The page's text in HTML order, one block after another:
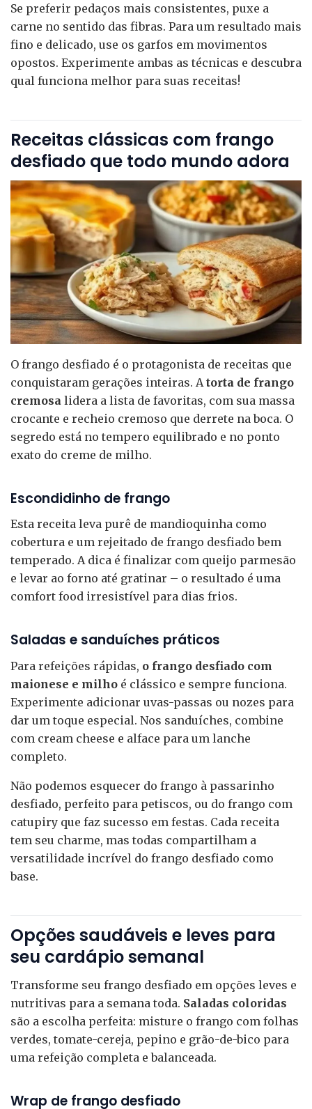
Se preferir pedaços mais consistentes, puxe a
carne no sentido das fibras. Para um resultado mais
fino e delicado, use os garfos em movimentos
opostos. Experimente ambas as técnicas e descubra
qual funciona melhor para suas receitas!
Receitas clássicas com frango
desfiado que todo mundo adora
O frango desfiado é o protagonista de receitas que
conquistaram gerações inteiras. A torta de frango
cremosa lidera a lista de favoritas, com sua massa
crocante e recheio cremoso que derrete na boca. O
segredo está no tempero equilibrado e no ponto
exato do creme de milho.
Escondidinho de frango
Esta receita leva purê de mandioquinha como
cobertura e um rejeitado de frango desfiado bem
temperado. A dica é finalizar com queijo parmesão
e levar ao forno até gratinar – o resultado é uma
comfort food irresistível para dias frios.
Saladas e sanduíches práticos
Para refeições rápidas, o frango desfiado com
maionese e milho é clássico e sempre funciona.
Experimente adicionar uvas-passas ou nozes para
dar um toque especial. Nos sanduíches, combine
com cream cheese e alface para um lanche
completo.
Não podemos esquecer do frango à passarinho
desfiado, perfeito para petiscos, ou do frango com
catupiry que faz sucesso em festas. Cada receita
tem seu charme, mas todas compartilham a
versatilidade incrível do frango desfiado como
base.
Opções saudáveis e leves para
seu cardápio semanal
Transforme seu frango desfiado em opções leves e
nutritivas para a semana toda. Saladas coloridas
são a escolha perfeita: misture o frango com folhas
verdes, tomate-cereja, pepino e grão-de-bico para
uma refeição completa e balanceada.
Wrap de frango desfiado